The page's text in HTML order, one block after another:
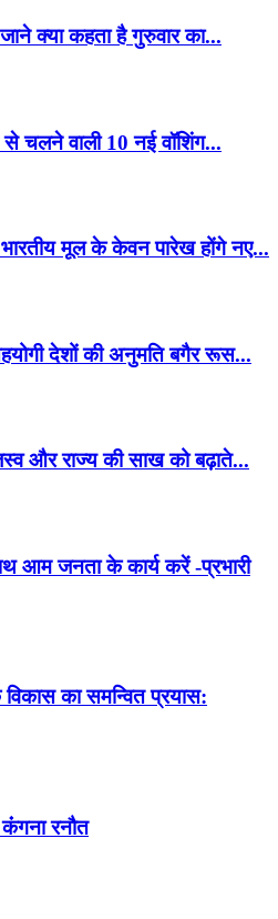
क्या कहता है गुरुवार का...
चलने वाली 10 नई वॉशिंग...
मूल के केवन पारेख होंगे नए...
देशों की अनुमति बगैर रूस...
और राज्य की साख को बढ़ाते...
आम जनता के कार्य करें -प्रभारी
का समन्वित प्रयास:
रनौत